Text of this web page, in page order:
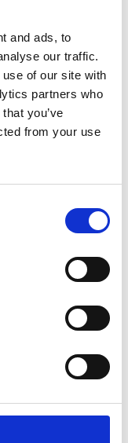
and ads, to
our traffic.
of our site with
partners who
you’ve
from your use